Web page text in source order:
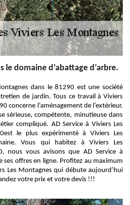
le domaine d’abattage d’arbre.
dans le 81290 est une société
de jardin. Tous ce travail à Viviers
concerne l’aménagement de l’extérieur.
sérieuse, compétente, minutieuse dans
compliqué. AD Service à Viviers Les
le plus expérimenté à Viviers Les
Vous qui habitez à Viviers Les
nous vous avisons que AD Service à
ses offres en ligne. Profitez au maximum
Les Montagnes qui débute aujourd’hui
votre prix et votre devis !!!